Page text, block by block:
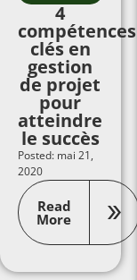
4
compétences
clés en
gestion
de projet
pour
atteindre
le succès
Posted: mai 21,
2020
Read
More